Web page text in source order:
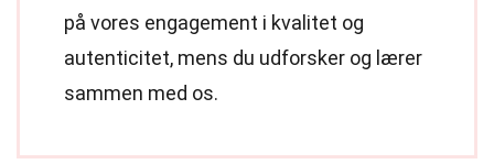
på vores engagement i kvalitet og
autenticitet, mens du udforsker og lærer
sammen med os.